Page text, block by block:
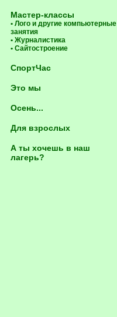
Мастер-классы
• Лого и другие компьютерные
занятия
• Журналистика
• Сайтостроение
СпортЧас
Это мы
Осень...
Для взрослых
А ты хочешь в наш
лагерь?